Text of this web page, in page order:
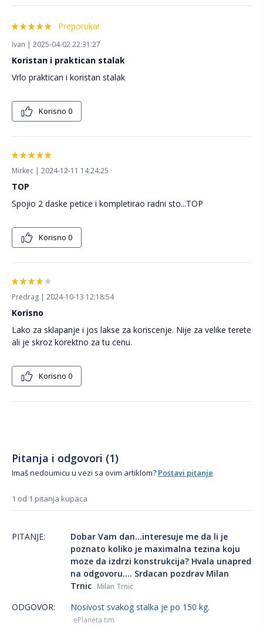
Preporuka!
Ivan | 2025-04-02 22:31:27
Koristan i praktican stalak
Vrlo praktican i koristan stalak
Korisno 0
Mirkec | 2024-12-11 14:24:25
TOP
Spojio 2 daske petice i kompletirao radni sto...TOP
Korisno 0
Predrag | 2024-10-13 12:18:54
Korisno
Lako za sklapanje i jos lakse za koriscenje. Nije za velike terete
ali je skroz korektno za tu cenu.
Korisno 0
Pitanja i odgovori (1)
Imaš nedoumicu u vezi sa ovim artiklom? Postavi pitanje
1 od 1 pitanja kupaca
PITANJE:
Dobar Vam dan...interesuje me da li je
poznato koliko je maximalna tezina koju
moze da izdrzi konstrukcija? Hvala unapred
na odgovoru.... Srdacan pozdrav Milan
Trnic Milan Trnic
ODGOVOR: Nosivost svakog stalka je po 150 kg.
ePlaneta tim